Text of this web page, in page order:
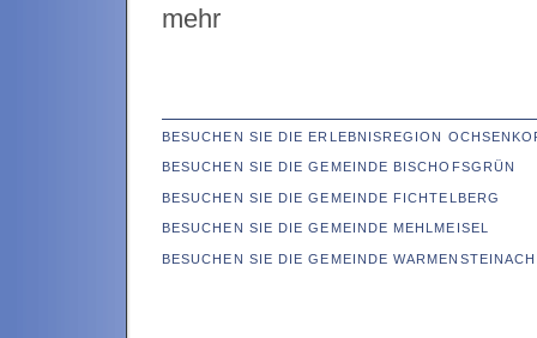
mehr
BESUCHEN SIE DIE ERLEBNISREGION
BESUCHEN SIE DIE GEMEINDE BISCHOFSGRÜN
BESUCHEN SIE DIE GEMEINDE FICHTELBERG
BESUCHEN SIE DIE GEMEINDE MEHLMEISEL
BESUCHEN SIE DIE GEMEINDE WARMENSTEINACH